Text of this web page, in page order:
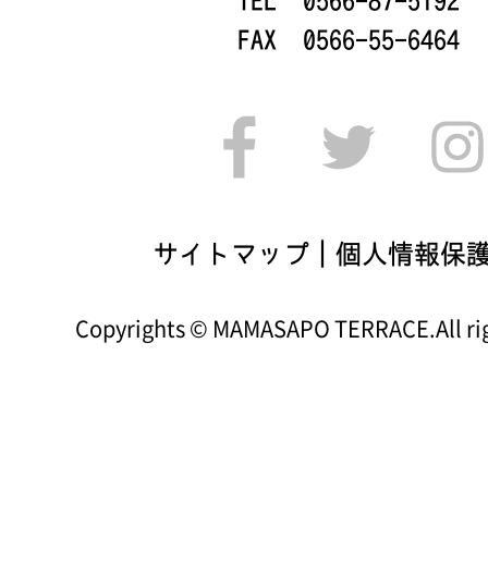
FAX 0566-55-6464
サイトマップ 個人情報保
Copyrights © MAMASAPO TERRACE.All